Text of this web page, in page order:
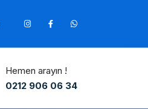
Hemen arayın !
0212 906 06 34